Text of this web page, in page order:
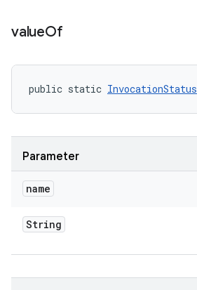
valueOf
public static InvocationStatus
Parameter
name
String